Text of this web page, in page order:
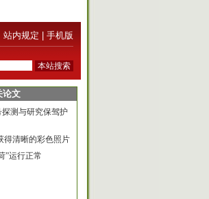
站内规定 手机版
论文
测与研究保驾护
得清晰的彩色照片
”运行正常